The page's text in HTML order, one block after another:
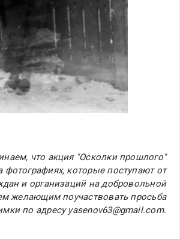
что акция "Осколки прошлого"
фотографиях, которые поступают от
и организаций на добровольной
желающим поучаствовать просьба
по адресу yasenov63@gmail.com.